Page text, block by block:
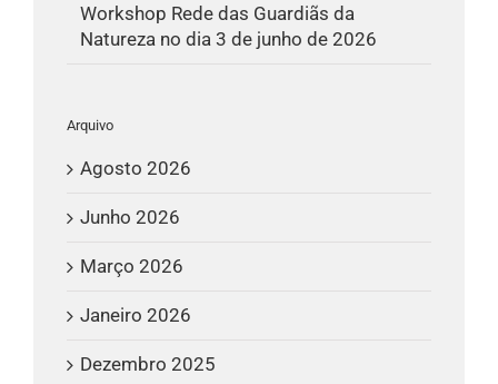
Workshop Rede das Guardiãs da
Natureza no dia 3 de junho de 2026
Arquivo
Agosto 2026
Junho 2026
Março 2026
Janeiro 2026
Dezembro 2025